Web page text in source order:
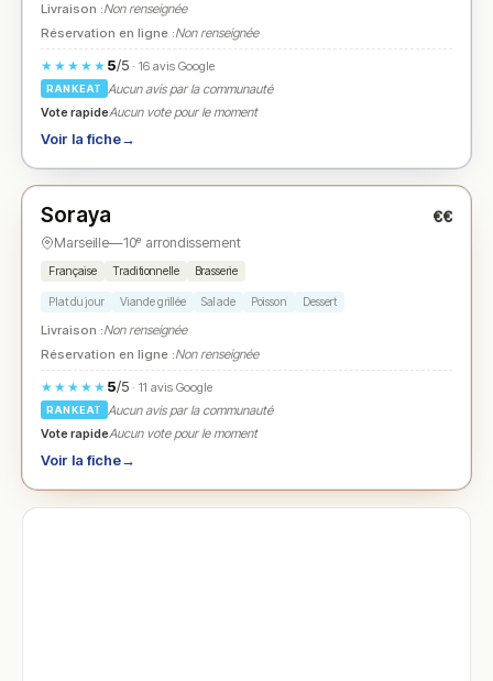
Livraison :Non renseignée
Réservation en ligne :Non renseignée
★★★★★ 5/5· 16 avis Google
RANKEAT
Aucun avis par la communauté
Vote rapideAucun vote pour le moment
Voir la fiche→
★ N° 3
Soraya €€
Marseille—10ᵉ arrondissement
Française Traditionnelle Brasserie
Plat du jour Viande grillée Salade Poisson Dessert
Livraison :Non renseignée
Réservation en ligne :Non renseignée
★★★★★ 5/5· 11 avis Google
RANKEAT
Aucun avis par la communauté
Vote rapideAucun vote pour le moment
Voir la fiche→